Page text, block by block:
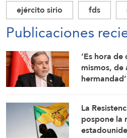
ejército sirio fds
Publicaciones
‘Es hora
mismos,
La
pospone la